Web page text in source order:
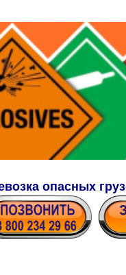
опасных